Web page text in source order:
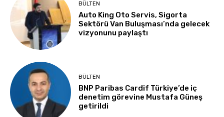
BÜLTEN
Auto King Oto Servis, Sigorta
Sektörü Van Buluşması’nda gelecek
vizyonunu paylaştı
BÜLTEN
BNP Paribas Cardif Türkiye’de iç
denetim görevine Mustafa Güneş
getirildi